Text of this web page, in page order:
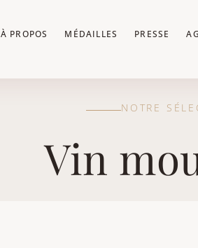
À PROPOS MÉDAILLES PRESSE
NOTRE
Vin